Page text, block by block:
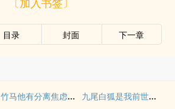
目录 封面 下一章
竹马他有分离焦虑（1v1）
九尾白狐是我前世妻（futa 百合）